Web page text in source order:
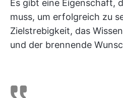
Es gibt eine Eigenschaft,
muss, um erfolgreich zu
Zielstrebigkeit, das
und der brennende